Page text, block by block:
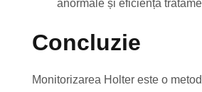
anormale și eficiența
Concluzie
Monitorizarea Holter este o